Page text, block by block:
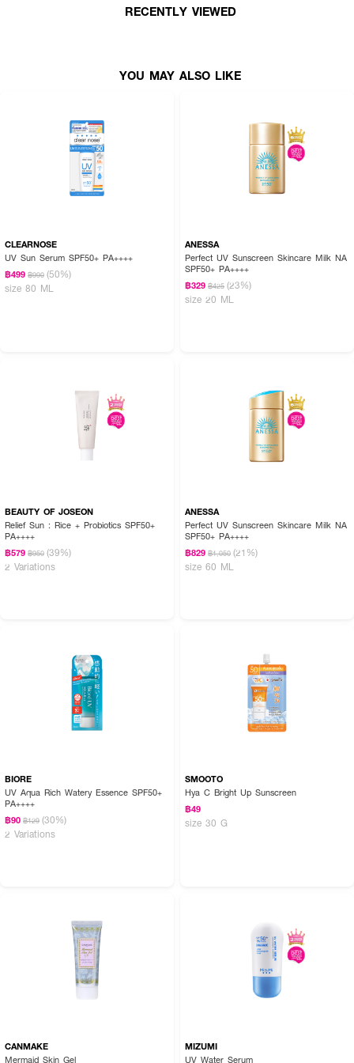
· ช่วยปกป้องผิวจาก รังสี UVA/UVB และ Anti-Blue light
ชั่วโมง เพื่อการปกป้องผิวจากแสงแดดอย่างมีประสิทธิภาพต่อเนื่อง
RECENTLY VIEWED
YOU MAY ALSO LIKE
CLEARNOSE
UV Sun Serum SPF50+ PA++++
฿499 ฿990 (50%)
size 80 ML
ANESSA
Perfect UV Sunscreen Skincare Milk NA
SPF50+ PA++++
฿329 ฿425 (23%)
size 20 ML
BEAUTY OF JOSEON
Relief Sun : Rice + Probiotics SPF50+
PA++++
฿579 ฿950 (39%)
2 Variations
ANESSA
Perfect UV Sunscreen Skincare Milk NA
SPF50+ PA++++
฿829 ฿1,050 (21%)
size 60 ML
BIORE
UV Aqua Rich Watery Essence SPF50+
PA++++
฿90 ฿129 (30%)
2 Variations
SMOOTO
Hya C Bright Up Sunscreen
฿49
size 30 G
CANMAKE
Mermaid Skin Gel
MIZUMI
UV Water Serum